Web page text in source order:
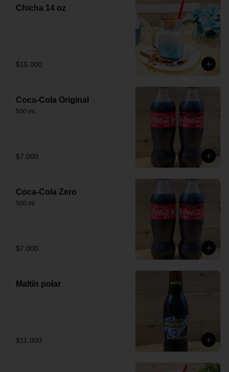
Chicha 14 oz
$15.000
Coca-Cola Original
500 ml.
$7.000
Coca-Cola Zero
500 ml.
$7.000
Maltín polar
$11.000